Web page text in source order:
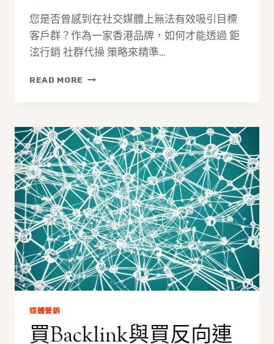
您是否曾感到在社交媒體上無法有效吸引目標
客戶群？作為一家香港品牌，如何才能透過 鉅
泫行銷 社群代操 策略來精準…
READ MORE
目
標
客
群：
社
群
代
操
如
何
協
助
香
提
媒體營銷
買Backlink與買反向連